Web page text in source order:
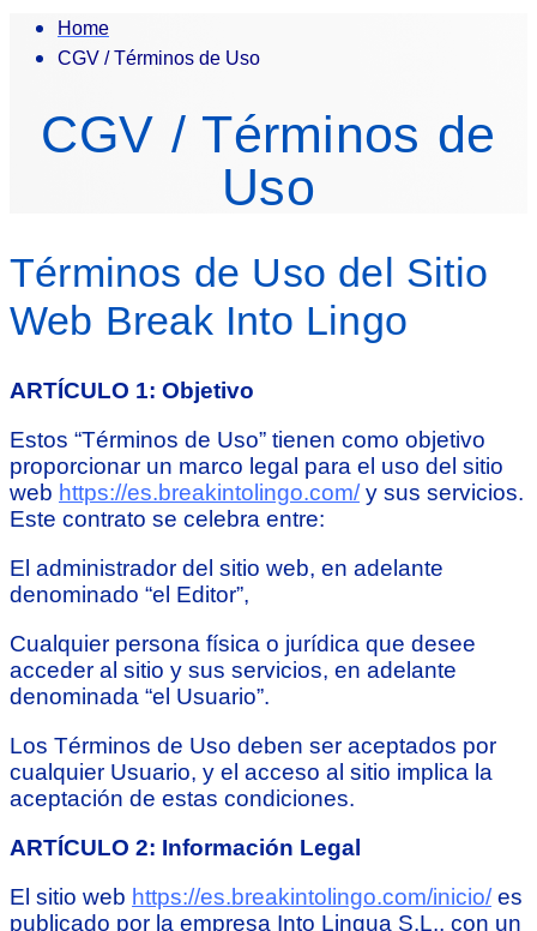
Home
CGV / Términos de Uso
CGV / Términos de
Uso
Términos de Uso del Sitio
Web Break Into Lingo
ARTÍCULO 1: Objetivo
Estos “Términos de Uso” tienen como objetivo
proporcionar un marco legal para el uso del sitio
web https://es.breakintolingo.com/y sus servicios.
Este contrato se celebra entre:
El administrador del sitio web, en adelante
denominado “el Editor”,
Cualquier persona física o jurídica que desee
acceder al sitio y sus servicios, en adelante
denominada “el Usuario”.
Los Términos de Uso deben ser aceptados por
cualquier Usuario, y el acceso al sitio implica la
aceptación de estas condiciones.
ARTÍCULO 2: Información Legal
El sitio web https://es.breakintolingo.com/inicio/es
publicado por la empresa Into Lingua S.L., con un